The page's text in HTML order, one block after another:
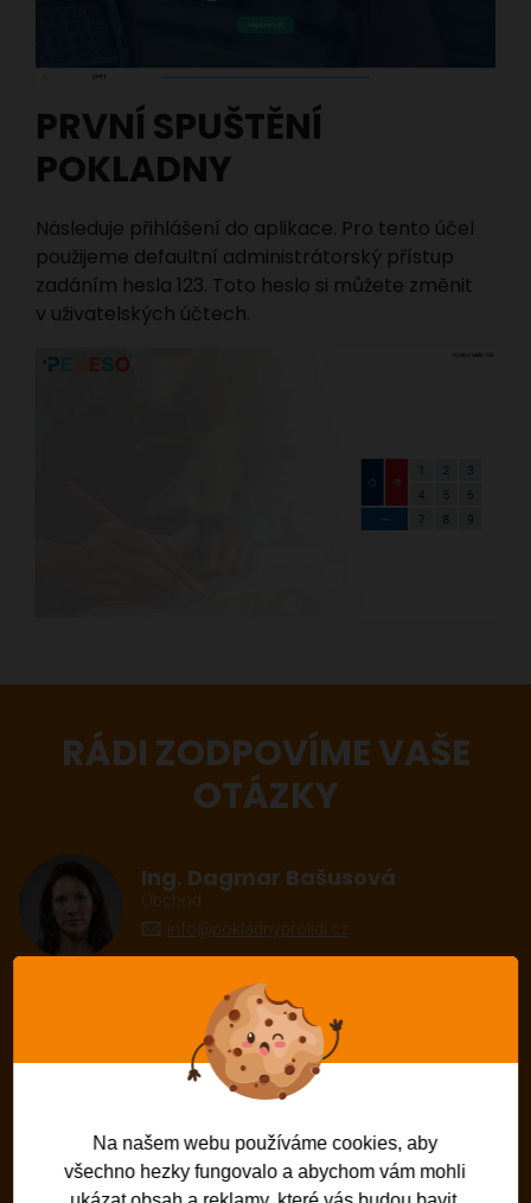
PRVNÍ SPUŠTĚNÍ
POKLADNY
Následuje přihlášení do aplikace. Pro tento účel
použijeme defaultní administrátorský přístup
zadáním hesla 123. Toto heslo si můžete změnit
v uživatelských účtech.
RÁDI ZODPOVÍME VAŠE
OTÁZKY
Ing. Dagmar Bašusová
Obchod
info@pokladnyprolidi.cz
Michaela Kovářová
Koordinátor servisu
info@pokladnyprolidi.cz
Filip Žid
Vedoucí servisu
Na našem webu používáme cookies, aby
všechno hezky fungovalo a abychom vám mohli